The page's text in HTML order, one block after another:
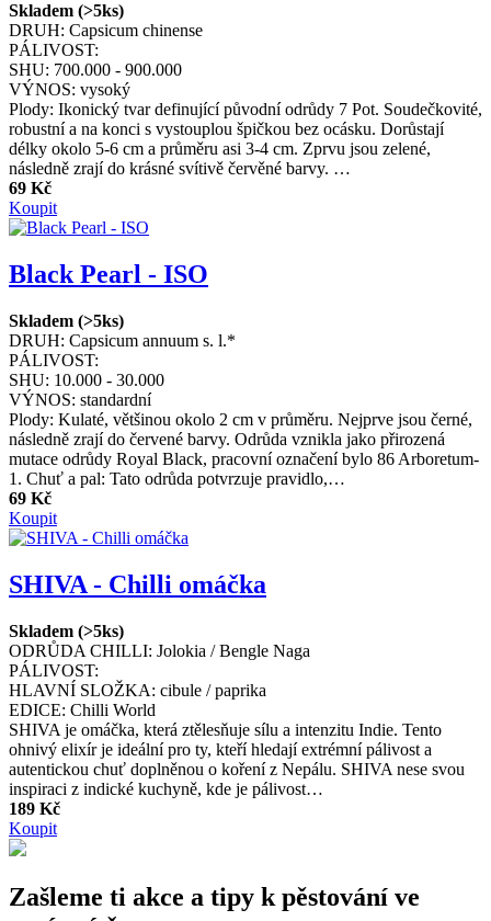
Skladem (>5ks)
DRUH: Capsicum chinense
PÁLIVOST:
SHU: 700.000 - 900.000
VÝNOS: vysoký
Plody: Ikonický tvar definující původní odrůdy 7 Pot. Soudečkovité,
robustní a na konci s vystouplou špičkou bez ocásku. Dorůstají
délky okolo 5-6 cm a průměru asi 3-4 cm. Zprvu jsou zelené,
následně zrají do krásné svítivě červěné barvy. …
69 Kč
Koupit
Black Pearl - ISO
Skladem (>5ks)
DRUH: Capsicum annuum s. l.*
PÁLIVOST:
SHU: 10.000 - 30.000
VÝNOS: standardní
Plody: Kulaté, většinou okolo 2 cm v průměru. Nejprve jsou černé,
následně zrají do červené barvy. Odrůda vznikla jako přirozená
mutace odrůdy Royal Black, pracovní označení bylo 86 Arboretum-
1. Chuť a pal: Tato odrůda potvrzuje pravidlo,…
69 Kč
Koupit
SHIVA - Chilli omáčka
Skladem (>5ks)
ODRŮDA CHILLI: Jolokia / Bengle Naga
PÁLIVOST:
HLAVNÍ SLOŽKA: cibule / paprika
EDICE: Chilli World
SHIVA je omáčka, která ztělesňuje sílu a intenzitu Indie. Tento
ohnivý elixír je ideální pro ty, kteří hledají extrémní pálivost a
autentickou chuť doplněnou o koření z Nepálu. SHIVA nese svou
inspiraci z indické kuchyně, kde je pálivost…
189 Kč
Koupit
Zašleme ti akce a tipy k pěstování ve